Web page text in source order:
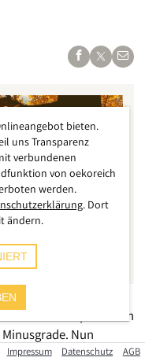
tiefen Temperaturen
Nun
und bringt in der Mitte
Impressum Datenschutz AGB
bieten.
uns Transparenz
verbundenen
von oekoreich
werden.
. Dort
ändern.